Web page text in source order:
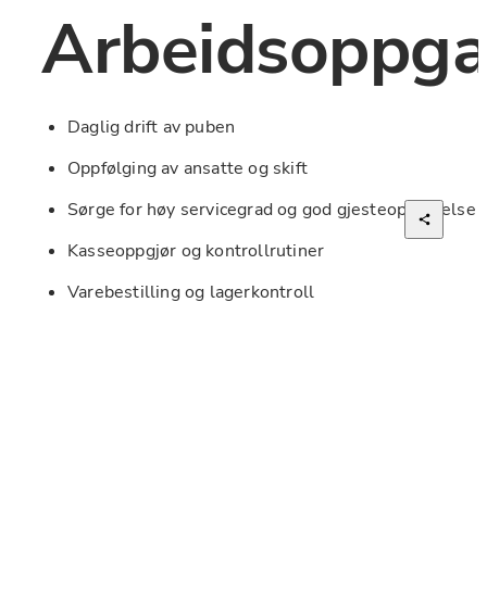
Daglig drift av puben
Oppfølging av ansatte og skift
Sørge for høy servicegrad og god gjesteopplevelse
Kasseoppgjør og kontrollrutiner
Varebestilling og lagerkontroll